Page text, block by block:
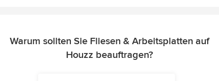
Warum sollten Sie Fliesen & Arbeitsplatten auf
Houzz beauftragen?